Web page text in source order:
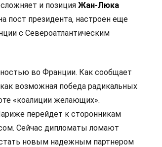
и позиция Жан-Люка
пост президента, настроен еще
с Североатлантическим
во Франции. Как сообщает
возможная победа радикальных
«коалиции желающих».
перейдет к сторонникам
Сейчас дипломаты ломают
новым надежным партнером